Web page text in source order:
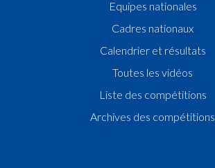
Equipes nationales
Cadres nationaux
Calendrier et résultats
Toutes les vidéos
Liste des compétitions
Archives des compétitions